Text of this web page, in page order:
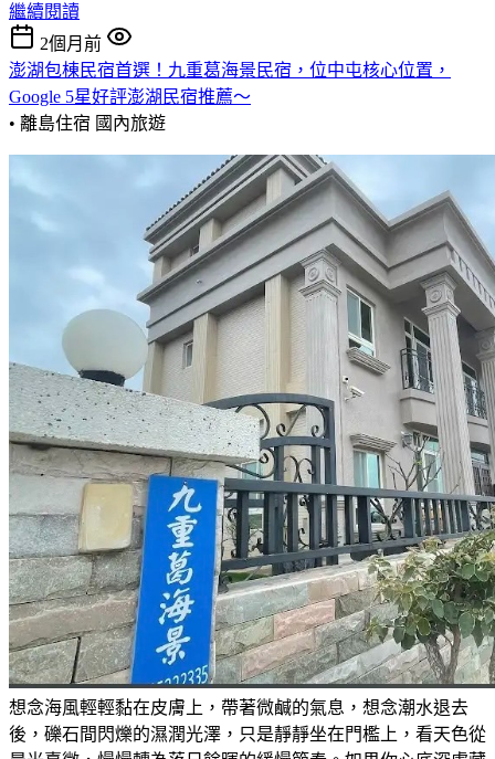
繼續閱讀
2個月前
澎湖包棟民宿首選！九重葛海景民宿，位中屯核心位置，
Google 5星好評澎湖民宿推薦～
• 離島住宿 國內旅遊
想念海風輕輕黏在皮膚上，帶著微鹹的氣息，想念潮水退去
後，礫石間閃爍的濕潤光澤，只是靜靜坐在門檻上，看天色從